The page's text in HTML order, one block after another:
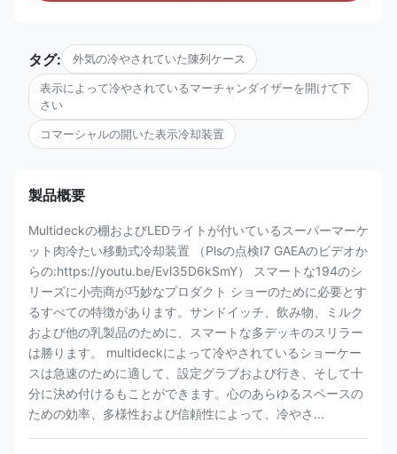
タグ: 外気の冷やされていた陳列ケース
表示によって冷やされているマーチャンダイザーを開けて下
さい
コマーシャルの開いた表示冷却装置
製品概要
Multideckの棚およびLEDライトが付いているスーパーマーケ
ット肉冷たい移動式冷却装置 （Plsの点検I7 GAEAのビデオか
らの:https://youtu.be/Evl35D6kSmY） スマートな194のシ
リーズに小売商が巧妙なプロダクト ショーのために必要とす
るすべての特徴があります。サンドイッチ、飲み物、ミルク
および他の乳製品のために、スマートな多デッキのスリラー
は勝ります。 multideckによって冷やされているショーケー
スは急速のために適して、設定グラブおよび行き、そして十
分に決め付けるもことができます。心のあらゆるスペースの
ための効率、多様性および信頼性によって、冷やさ...